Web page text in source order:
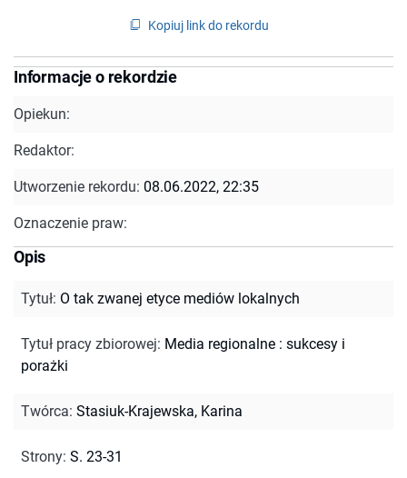
Kopiuj link do rekordu
Informacje o rekordzie
Opiekun:
Redaktor:
Utworzenie rekordu: 08.06.2022, 22:35
Oznaczenie praw:
Opis
Tytuł: O tak zwanej etyce mediów lokalnych
Tytuł pracy zbiorowej: Media regionalne : sukcesy i
porażki
Twórca: Stasiuk-Krajewska, Karina
Strony: S. 23-31